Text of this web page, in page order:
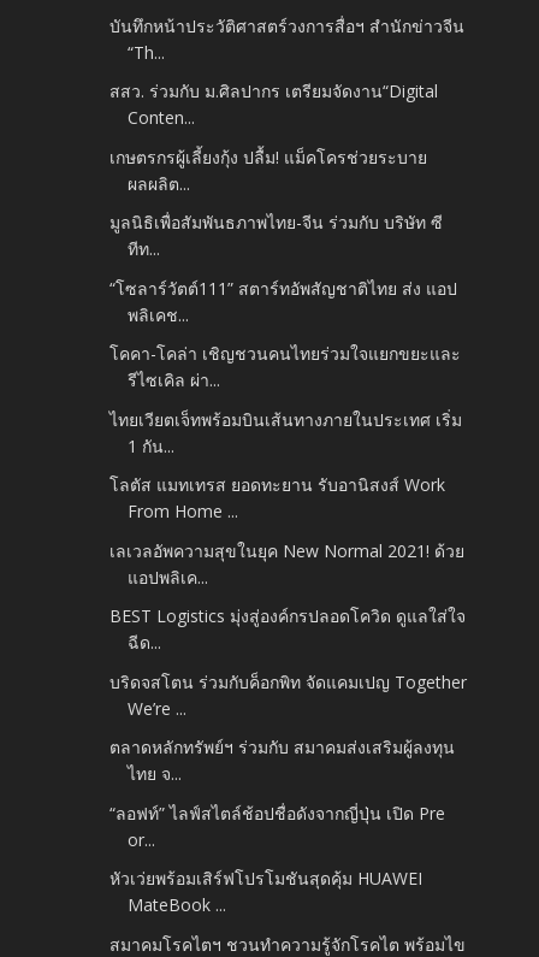
บันทึกหน้าประวัติศาสตร์วงการสื่อฯ สำนักข่าวจีน
“Th...
สสว. ร่วมกับ ม.ศิลปากร เตรียมจัดงาน“Digital
Conten...
เกษตรกรผู้เลี้ยงกุ้ง ปลื้ม! แม็คโครช่วยระบาย
ผลผลิต...
มูลนิธิเพื่อสัมพันธภาพไทย-จีน ร่วมกับ บริษัท ซี
ทีท...
“โซลาร์วัตต์111” สตาร์ทอัพสัญชาติไทย ส่ง แอป
พลิเคช...
โคคา-โคล่า เชิญชวนคนไทยร่วมใจแยกขยะและ
รีไซเคิล ผ่า...
ไทยเวียตเจ็ทพร้อมบินเส้นทางภายในประเทศ เริ่ม
1 กัน...
โลตัส แมทเทรส ยอดทะยาน รับอานิสงส์ Work
From Home ...
เลเวลอัพความสุขในยุค New Normal 2021! ด้วย
แอปพลิเค...
BEST Logistics มุ่งสู่องค์กรปลอดโควิด ดูแลใส่ใจ
ฉีด...
บริดจสโตน ร่วมกับค็อกพิท จัดแคมเปญ Together
We’re ...
ตลาดหลักทรัพย์ฯ ร่วมกับ สมาคมส่งเสริมผู้ลงทุน
ไทย จ...
“ลอฟท์” ไลฟ์สไตล์ช้อปชื่อดังจากญี่ปุ่น เปิด Pre
or...
หัวเว่ยพร้อมเสิร์ฟโปรโมชันสุดคุ้ม HUAWEI
MateBook ...
สมาคมโรคไตฯ ชวนทำความรู้จักโรคไต พร้อมไข